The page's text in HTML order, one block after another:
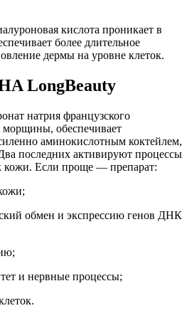
кислота проникает в
более длительное
дермы на уровне клеток.
LongBeauty
натрия французского
морщины, обеспечивает
аминокислотным коктейлем,
последних активируют процессы
кожи. Если проще — препарат:
обмен и экспрессию генов ДНК
и нервные процессы;